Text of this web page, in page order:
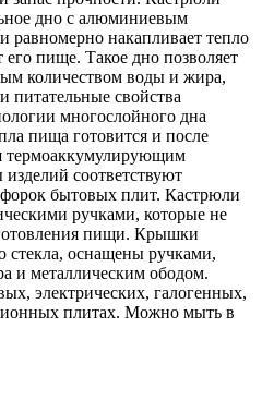
дно с алюминиевым
равномерно накапливает тепло
пище. Такое дно позволяет
количеством воды и жира,
питательные свойства
многослойного дна
пища готовится и после
термоаккумулирующим
соответствуют
бытовых плит. Кастрюли
ручками, которые не
пищи. Крышки
стекла, оснащены ручками,
и металлическим ободом.
электрических, галогенных,
плитах. Можно мыть в